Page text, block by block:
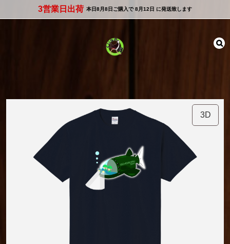
3営業日出荷 本日8月8日 ご購入で8月12日 に発送致します
3D